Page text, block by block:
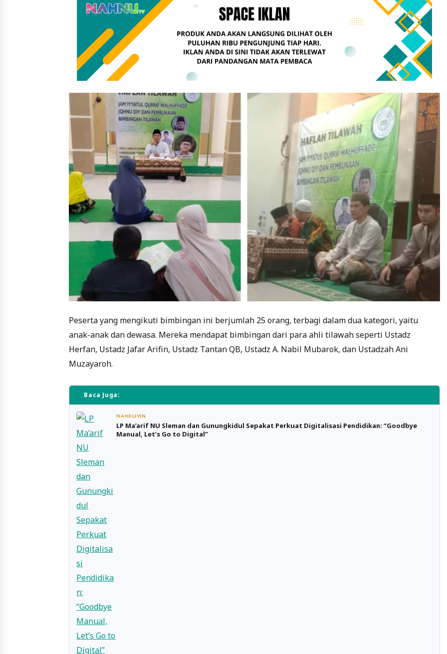
Peserta yang mengikuti bimbingan ini berjumlah 25 orang, terbagi dalam dua kategori, yaitu
anak-anak dan dewasa. Mereka mendapat bimbingan dari para ahli tilawah seperti Ustadz
Herfan, Ustadz Jafar Arifin, Ustadz Tantan QB, Ustadz A. Nabil Mubarok, dan Ustadzah Ani
Muzayaroh.
Baca Juga:
NAHDLIYIN
LP Ma’arif NU Sleman dan Gunungkidul Sepakat Perkuat Digitalisasi Pendidikan: “Goodbye
Manual, Let’s Go to Digital”